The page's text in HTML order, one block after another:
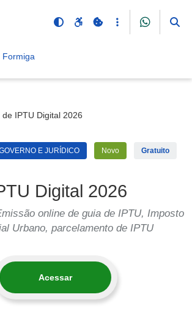
Formiga
de IPTU Digital 2026
E JURÍDICO Novo Gratuito
Digital 2026
online de guia de IPTU, Imposto
Urbano, parcelamento de IPTU
Acessar